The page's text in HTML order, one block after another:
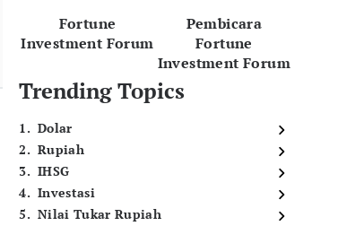
Fortune
Investment Forum
Pembicara
Fortune
Investment Forum
Trending Topics
1. Dolar
2. Rupiah
3. IHSG
4. Investasi
5. Nilai Tukar Rupiah